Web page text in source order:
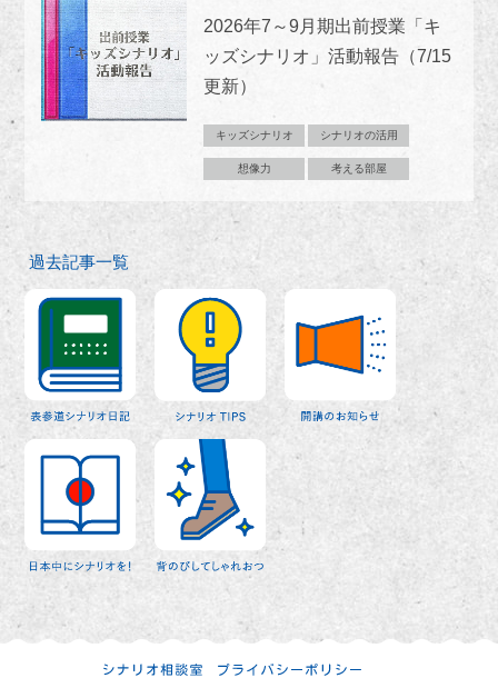
2026年7～9月期出前授業「キ
ッズシナリオ」活動報告（7/15
更新）
キッズシナリオ シナリオの活用
想像力 考える部屋
過去記事一覧